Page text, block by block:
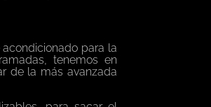
para la
tenemos en
de la más avanzada